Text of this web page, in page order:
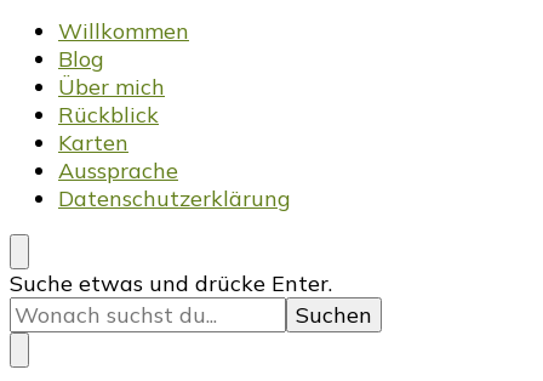
Willkommen
Blog
Über mich
Rückblick
Karten
Aussprache
Datenschutzerklärung
Suchst
du
nach
etwas?
Suche etwas und drücke Enter.